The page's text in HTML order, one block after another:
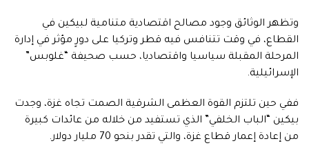
وتظهر الوثائق وجود مصالح اقتصادية متنامية لبيكين في
القطاع، في وقت تتنافس فيه قطر وتركيا على دورٍ مؤثر في إدارة
المرحلة المقبلة سياسيا واقتصاديا، حسب صحيفة “غلوبس”
الإسرائيلية.
ففي حين تلتزم القوة العظمى الشرقية الصمت تجاه غزة، وجدت
بيكين “الباب الخلفي” الذي تستفيد من خلاله من عائدات كبيرة
من إعادة إعمار قطاع غزة، والتي تقدر بنحو 70 مليار دولار.